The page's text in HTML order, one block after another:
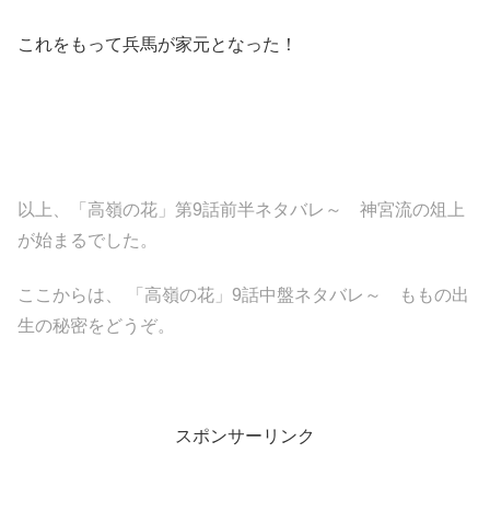
これをもって兵馬が家元となった！
以上、「高嶺の花」第9話前半ネタバレ～ 神宮流の俎上
が始まるでした。
ここからは、 「高嶺の花」9話中盤ネタバレ～ ももの出
生の秘密をどうぞ。
スポンサーリンク